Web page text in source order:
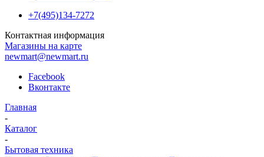
+7(495)134-7272
Контактная информация
Магазины на карте
newmart@newmart.ru
Facebook
Вконтакте
Главная
-
Каталог
-
Бытовая техника